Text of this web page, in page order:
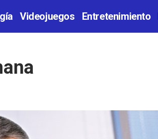
Videojuegos Entretenimiento